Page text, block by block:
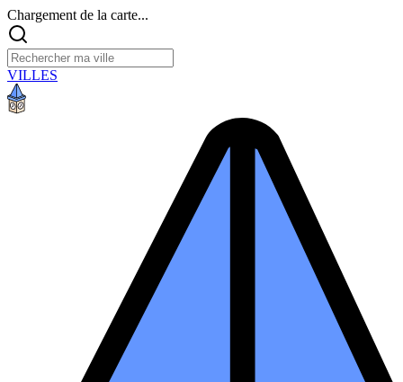
Chargement de la carte...
VILLES